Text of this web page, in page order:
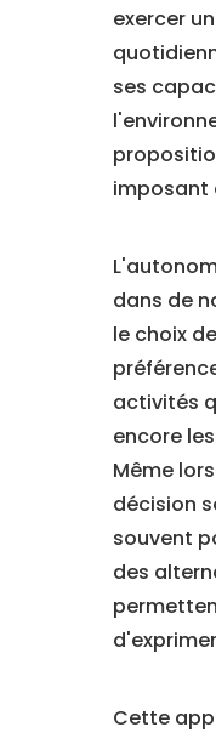
exercer
ses
imposant
dans de
le choix
activités
encore
Même
décision
souvent
des
Cette